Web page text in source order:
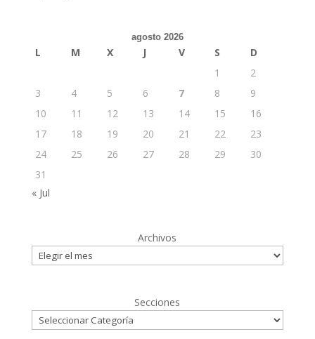
agosto 2026
L M X J V S
D
1
2
3
4 5 6 7 8
9
10
11 12 13 14 15
16
17
18 19 20 21 22
23
24
25 26 27 28 29
30
31
« Jul
Archivos
Secciones